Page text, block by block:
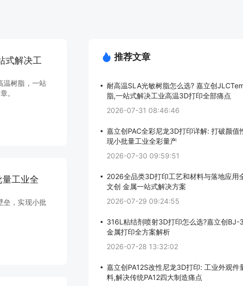
式解决工
温树脂，一站
。
工业全
垒，实现小批
推荐文章
耐高温SLA光敏树脂怎么选? 嘉立创
脂,一站式解决工业高温3D打印全部痛点
2026-07-31 08:46:46
嘉立创PAC全彩尼龙3D打印详解: 打破颜值
现小批量工业全彩量产
2026-07-30 09:59:51
2026全品类3D打印工艺和材料与落地应用
文创 金属一站式解决方案
2026-07-29 09:24:55
316L粘结剂喷射3D打印怎么选?嘉立创BJ-
金属打印全方案解析
2026-07-28 13:32:02
嘉立创PA12S改性尼龙3D打印: 工业外观件
料,解决传统PA12四大制造痛点